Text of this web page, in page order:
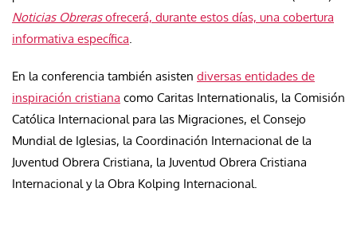
Noticias Obrerasofrecerá, durante estos días, una cobertura
informativa específica
En la conferencia también asisten diversas entidades de
inspiración cristiana como Caritas Internationalis, la Comisión
Católica Internacional para las Migraciones, el Consejo
Mundial de Iglesias, la Coordinación Internacional de la
Juventud Obrera Cristiana, la Juventud Obrera Cristiana
Internacional y la Obra Kolping Internacional.